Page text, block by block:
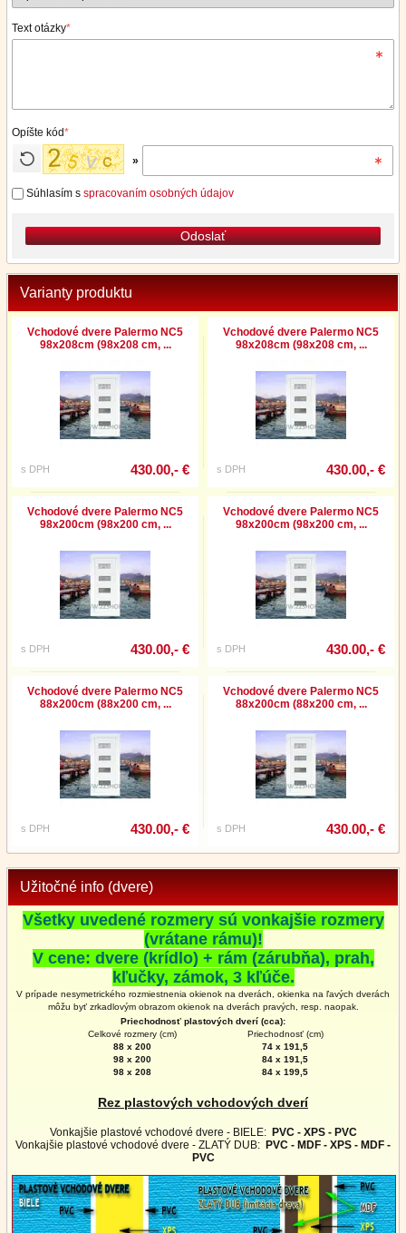
Text otázky*
Opíšte kód*
»
Súhlasím s spracovaním osobných údajov
Odoslať
Varianty produktu
Vchodové dvere Palermo NC5
98x208cm (98x208 cm, ...
s DPH 430.00,- €
Vchodové dvere Palermo NC5
98x208cm (98x208 cm, ...
s DPH 430.00,- €
Vchodové dvere Palermo NC5
98x200cm (98x200 cm, ...
s DPH 430.00,- €
Vchodové dvere Palermo NC5
98x200cm (98x200 cm, ...
s DPH 430.00,- €
Vchodové dvere Palermo NC5
88x200cm (88x200 cm, ...
s DPH 430.00,- €
Vchodové dvere Palermo NC5
88x200cm (88x200 cm, ...
s DPH 430.00,- €
Užitočné info (dvere)
Všetky uvedené rozmery sú vonkajšie rozmery
(vrátane rámu)!
V cene: dvere (krídlo) + rám (zárubňa), prah,
kľučky, zámok, 3 kľúče.
V prípade nesymetrického rozmiestnenia okienok na dverách, okienka na ľavých dverách
môžu byť zrkadlovým obrazom okienok na dverách pravých, resp. naopak.
Priechodnosť plastových dverí (cca):
Celkové rozmery (cm)
Priechodnosť (cm)
88 x 200
74 x 191,5
98 x 200
84 x 191,5
98 x 208
84 x 199,5
Rez plastových vchodových dverí
Vonkajšie plastové vchodové dvere - BIELE: PVC - XPS - PVC
Vonkajšie plastové vchodové dvere - ZLATÝ DUB: PVC - MDF - XPS - MDF -
PVC